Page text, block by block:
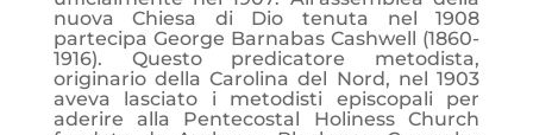
nuova Chiesa di Dio tenuta nel 1908
partecipa George Barnabas Cashwell (1860-
1916). Questo predicatore metodista,
originario della Carolina del Nord, nel 1903
aveva lasciato i metodisti episcopali per
aderire alla Pentecostal Holiness Church